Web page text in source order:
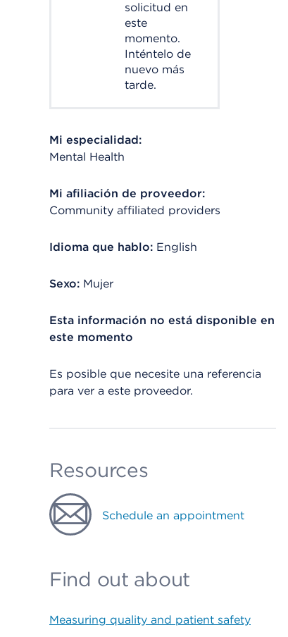
solicitud en
este
momento.
Inténtelo de
nuevo más
tarde.
Mi especialidad:
Mental Health
Mi afiliación de proveedor:
Community affiliated providers
Idioma que hablo: English
Sexo: Mujer
Esta información no está disponible en
este momento
Es posible que necesite una referencia
para ver a este proveedor.
Resources
Schedule an appointment
Find out about
Measuring quality and patient safety